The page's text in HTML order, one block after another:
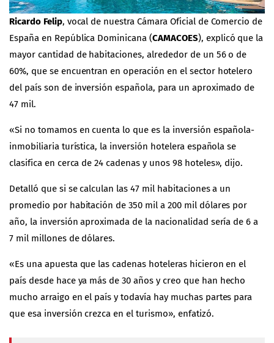
Ricardo Felip, vocal de nuestra Cámara Oficial de Comercio de
España en República Dominicana (CAMACOES), explicó que la
mayor cantidad de habitaciones, alrededor de un 56 o de
60%, que se encuentran en operación en el sector hotelero
del país son de inversión española, para un aproximado de
47 mil.
«Si no tomamos en cuenta lo que es la inversión española-
inmobiliaria turística, la inversión hotelera española se
clasifica en cerca de 24 cadenas y unos 98 hoteles», dijo.
Detalló que si se calculan las 47 mil habitaciones a un
promedio por habitación de 350 mil a 200 mil dólares por
año, la inversión aproximada de la nacionalidad sería de 6 a
7 mil millones de dólares.
«Es una apuesta que las cadenas hoteleras hicieron en el
país desde hace ya más de 30 años y creo que han hecho
mucho arraigo en el país y todavía hay muchas partes para
que esa inversión crezca en el turismo», enfatizó.